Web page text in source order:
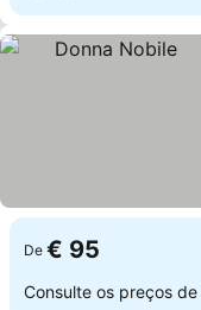
De € 95
Consulte os preços de